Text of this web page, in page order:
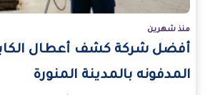
منذ شهرين
أفضل شركة كشف أعطال
المدفونه بالمدينة المنورة